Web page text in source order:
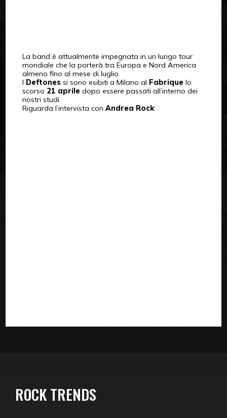
La band è attualmente impegnata in un lungo tour
mondiale che la porterà tra Europa e Nord America
almeno fino al mese di luglio.
I Deftonessi sono esibiti a Milano al Fabrique lo
scorso 21 aprile dopo essere passati all’interno dei
nostri studi.
Riguarda l’intervista con Andrea Rock:
ROCK TRENDS